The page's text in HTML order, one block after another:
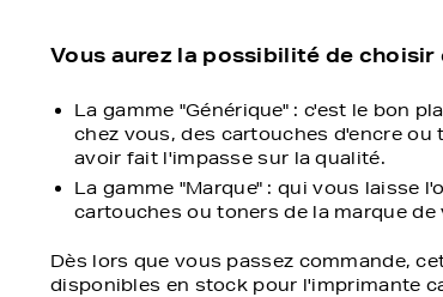
Vous aurez la possibilité de
La gamme "Générique" : c'est le bon
chez vous, des cartouches d'encre
avoir fait l'impasse sur la qualité.
La gamme "Marque" : qui vous laisse
cartouches ou toners de la marque
Dès lors que vous passez commande,
disponibles en stock pour l'imprimante